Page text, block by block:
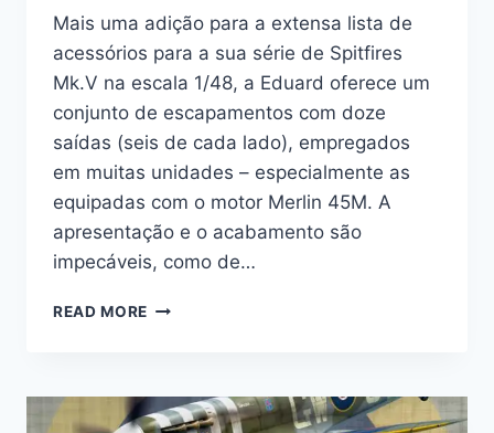
Mais uma adição para a extensa lista de
acessórios para a sua série de Spitfires
Mk.V na escala 1/48, a Eduard oferece um
conjunto de escapamentos com doze
saídas (seis de cada lado), empregados
em muitas unidades – especialmente as
equipadas com o motor Merlin 45M. A
apresentação e o acabamento são
impecáveis, como de…
READ MORE SPITFIRE
EXHAUSTS
FISHTAIL